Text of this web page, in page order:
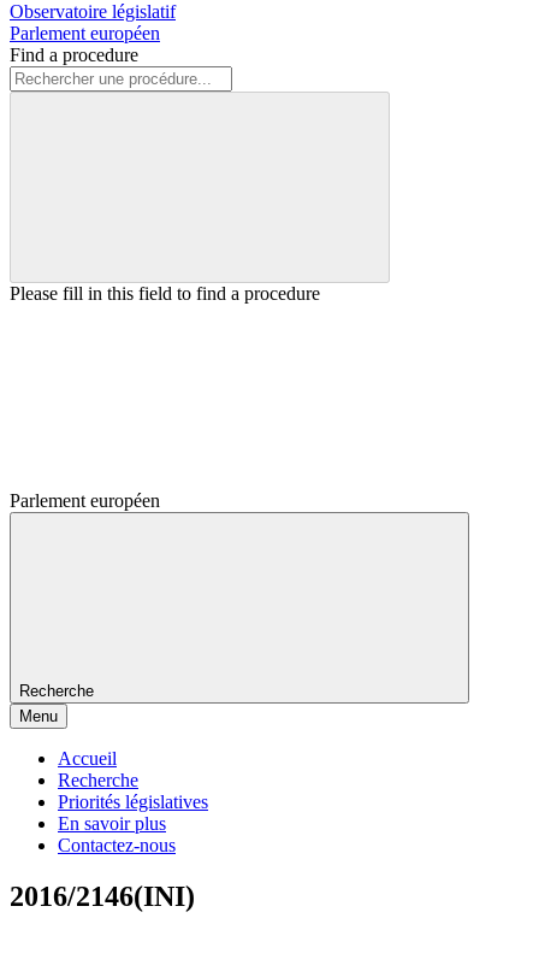
Observatoire législatif
Parlement européen
Find a procedure
Please fill in this field to find a procedure
Parlement européen
Recherche
Menu
Accueil
Recherche
Priorités législatives
En savoir plus
Contactez-nous
2016/2146(INI)